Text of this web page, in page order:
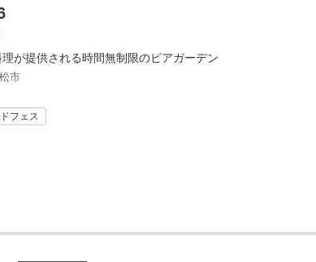
が提供される時間無制限のビアガーデン
市
フェス